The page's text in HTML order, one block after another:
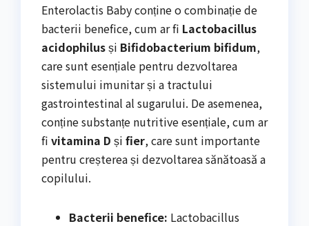
Enterolactis Baby conține o combinație de
bacterii benefice, cum ar fi Lactobacillus
acidophilusși Bifidobacterium bifidum,
care sunt esențiale pentru dezvoltarea
sistemului imunitar și a tractului
gastrointestinal al sugarului. De asemenea,
conține substanțe nutritive esențiale, cum ar
fi vitamina D și fier, care sunt importante
pentru creșterea și dezvoltarea sănătoasă a
copilului.
Bacterii benefice: Lactobacillus